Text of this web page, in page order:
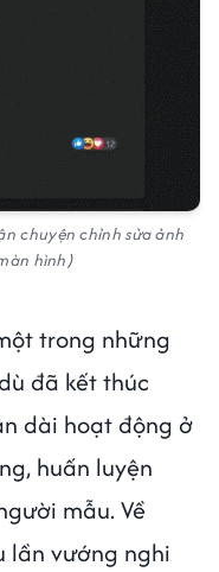
chuyện chỉnh sửa ảnh
hình)
trong những
đã kết thúc
dài hoạt động ở
huấn luyện
mẫu. Về
lần vướng nghi